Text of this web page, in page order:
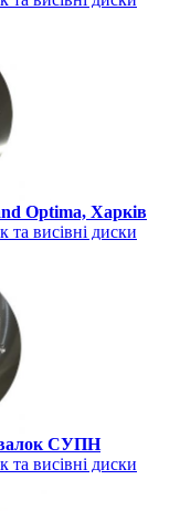
Optima, Харків
висівні диски
СУПН
висівні диски